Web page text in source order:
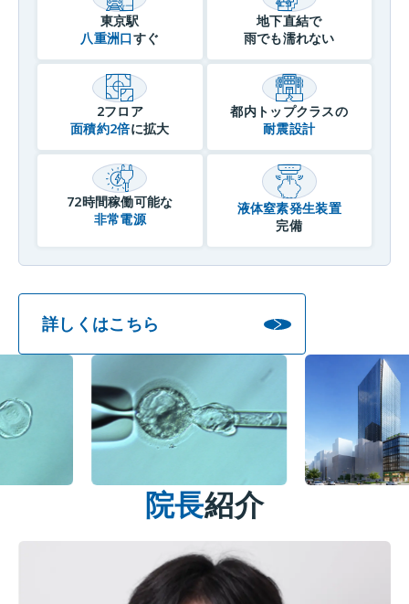
東京駅
八重洲口すぐ
地下直結で
雨でも濡れない
2フロア
面積約2倍に拡大
都内トップクラスの
耐震設計
72時間稼働可能な
非常電源
液体窒素発生装置
完備
詳しくはこちら
院長紹介